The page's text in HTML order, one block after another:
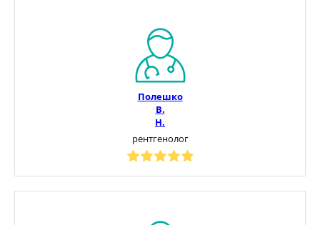
Полешко
В.
Н.
рентгенолог